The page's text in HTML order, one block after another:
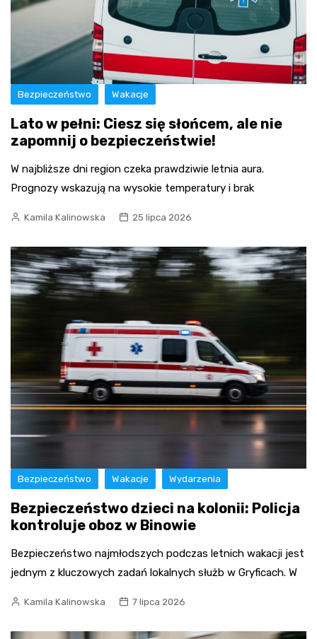
Bezpieczeństwo Wakacje
Lato w pełni: Ciesz się słońcem, ale nie
zapomnij o bezpieczeństwie!
W najbliższe dni region czeka prawdziwie letnia aura.
Prognozy wskazują na wysokie temperatury i brak
Kamila Kalinowska 25 lipca 2026
Bezpieczeństwo Wakacje Wydarzenia
Bezpieczeństwo dzieci na kolonii: Policja
kontroluje oboz w Binowie
Bezpieczeństwo najmłodszych podczas letnich wakacji jest
jednym z kluczowych zadań lokalnych służb w Gryficach. W
Kamila Kalinowska 7 lipca 2026